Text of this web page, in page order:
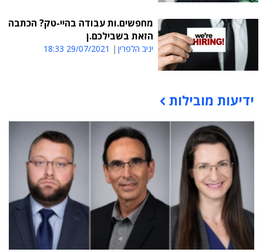
מחפשים.ות עבודה בהיי-טק? הכתבה
הזאת בשבילכם.ן
יניב הלפרין 29/07/2021 18:33
תוכן פרסומי
ידיעות מובילות